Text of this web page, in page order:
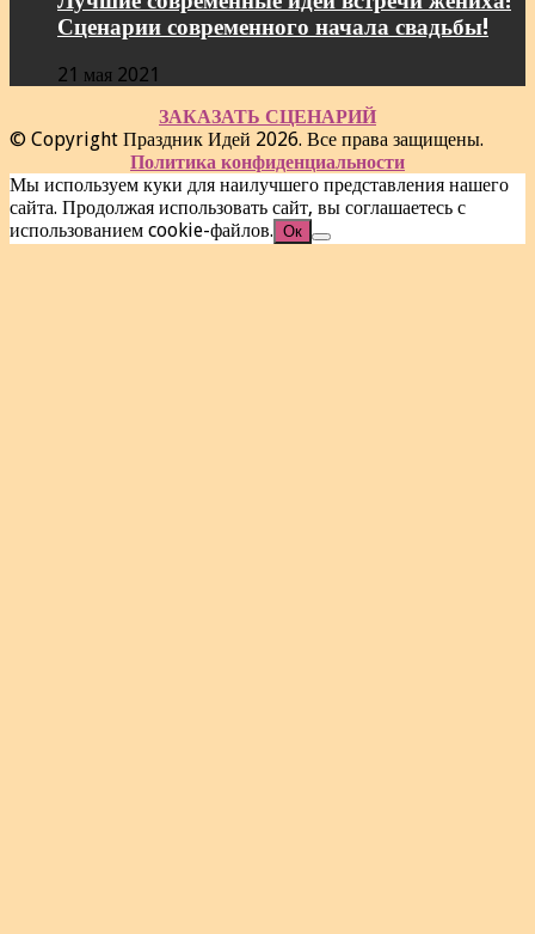
Сценарии современного начала свадьбы!
21 мая 2021
ЗАКАЗАТЬ СЦЕНАРИЙ
© Copyright Праздник Идей 2026. Все права защищены.
Политика конфиденциальности
Мы используем куки для наилучшего представления нашего
сайта. Продолжая использовать сайт, вы соглашаетесь с
использованием cookie-файлов. Ок